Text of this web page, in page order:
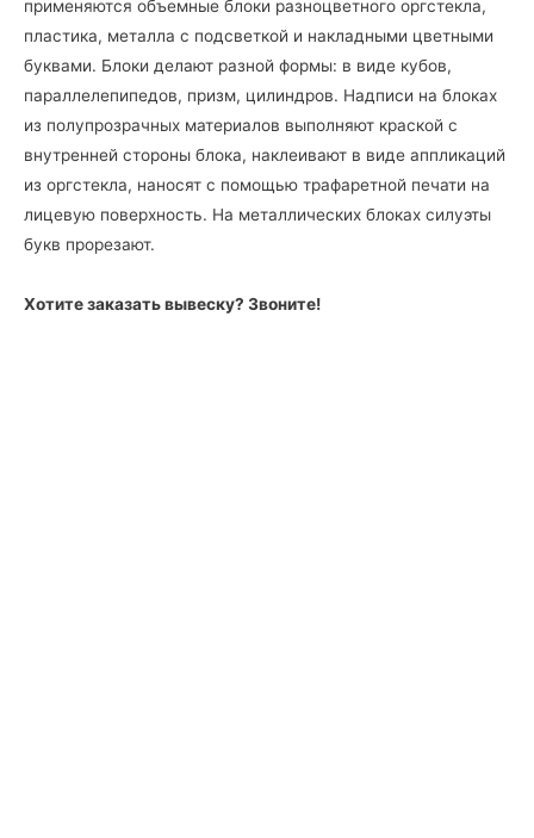
применяются объемные блоки разноцветного оргстекла,
пластика, металла с подсветкой и накладными цветными
буквами. Блоки делают разной формы: в виде кубов,
параллелепипедов, призм, цилиндров. Надписи на блоках
из полупрозрачных материалов выполняют краской с
внутренней стороны блока, наклеивают в виде аппликаций
из оргстекла, наносят с помощью трафаретной печати на
лицевую поверхность. На металлических блоках силуэты
букв прорезают.
Хотите заказать вывеску? Звоните!